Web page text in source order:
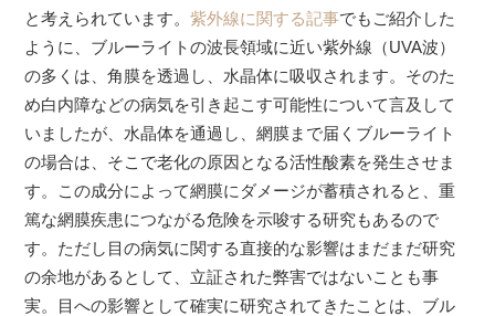
と考えられています。紫外線に関する記事でもご紹介した
ように、ブルーライトの波長領域に近い紫外線（UVA波）
の多くは、角膜を透過し、水晶体に吸収されます。そのた
め白内障などの病気を引き起こす可能性について言及して
いましたが、水晶体を通過し、網膜まで届くブルーライト
の場合は、そこで老化の原因となる活性酸素を発生させま
す。この成分によって網膜にダメージが蓄積されると、重
篤な網膜疾患につながる危険を示唆する研究もあるので
す。ただし目の病気に関する直接的な影響はまだまだ研究
の余地があるとして、立証された弊害ではないことも事
実。目への影響として確実に研究されてきたことは、ブル